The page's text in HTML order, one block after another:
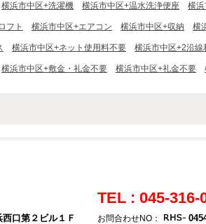
横浜市中区+洗濯機 横浜市中区+温水洗浄便座 横
フト 横浜市中区+エアコン 横浜市中区+収納 横
横浜市中区+ネット使用料不要 横浜市中区+2沿線
横浜市中区+敷金・礼金不要 横浜市中区+礼金不要
口第２ビル１Ｆ
TEL : 045-316-
お問合わせNO：